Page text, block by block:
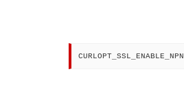
CURLOPT_SSL_ENABLE_NPN